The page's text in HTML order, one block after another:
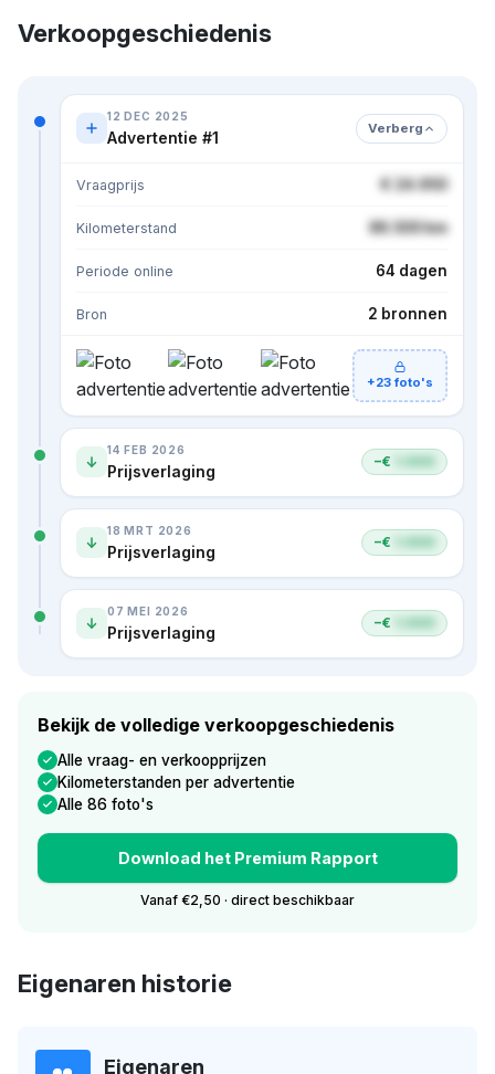
Verkoopgeschiedenis
12 DEC 2025
Advertentie #1 Verberg
Vraagprijs € 24.950
Kilometerstand 86.500 km
Periode online 64 dagen
Bron 2 bronnen
+23 foto's
14 FEB 2026
Prijsverlaging −€
18 MRT 2026
Prijsverlaging −€
07 MEI 2026
Prijsverlaging −€
Bekijk de volledige verkoopgeschiedenis
Alle vraag- en verkoopprijzen
Kilometerstanden per advertentie
Alle 86 foto's
Download het Premium Rapport
Vanaf €2,50 · direct beschikbaar
Eigenaren historie
Eigenaren